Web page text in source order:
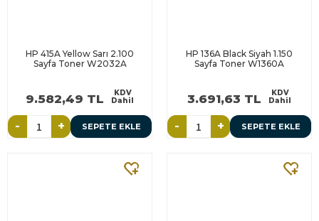
HP 415A Yellow Sarı 2.100
Sayfa Toner W2032A
9.582,49 TL
KDV
Dahil
- + SEPETE EKLE
HP 136A Black Siyah 1.150
Sayfa Toner W1360A
3.691,63 TL
KDV
Dahil
- + SEPETE EKLE